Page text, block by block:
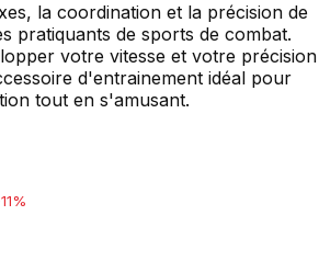
la coordination et la précision de
pratiquants de sports de combat.
votre vitesse et votre précision
d'entrainement idéal pour
tout en s'amusant.